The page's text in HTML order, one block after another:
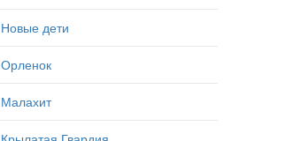
Новые дети
Орленок
Малахит